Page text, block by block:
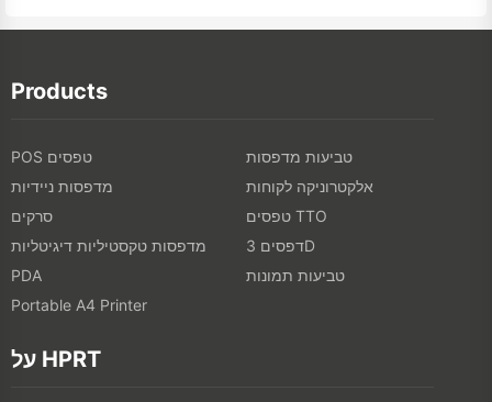
Products
POS טפסים
טביעות מדפסות
מדפסות ניידיות
אלקטרוניקה לקוחות
סרקים
טפסים TTO
מדפסות טקסטיליות דיגיטליות
דפסים 3D
PDA
טביעות תמונות
Portable A4 Printer
על HPRT